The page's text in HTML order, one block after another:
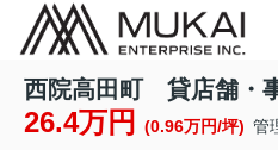
西院高田町 貸店舗・
26.4万円 (0.96万円/坪) 管